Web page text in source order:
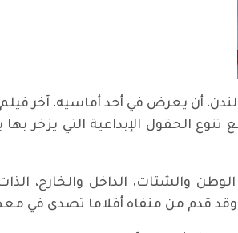
أن يعرض في أحد أماسيه، آخر
تنوع الحقول الإبداعية التي يزخر
والشتات، الداخل والخارج،
وقد قدم من منفاه أفلاما تصدى في